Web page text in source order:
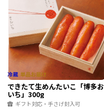
の作った「めんたい博多漬け」。お酒の
お供はもちろん、熱々のごはんにも大変
相性の良い逸品です。
できたて生めんたいこ「博多お
いち」300g
ギフト対応・手さげ封入可